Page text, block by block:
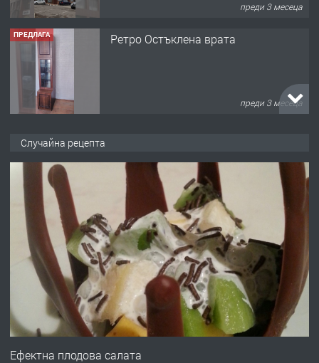
преди 3 месеца
ПРЕДЛАГА Ретро Остъклена врата
преди 3 месеца
преди 10 месеца
ПРЕДЛАГА
Професионална броячна машина -
със сертификат от ЕЦБ
преди 1 година
ПРЕДЛАГА
Професионална зеленчукорезачка
Случайна рецепта
Ефектна плодова салата